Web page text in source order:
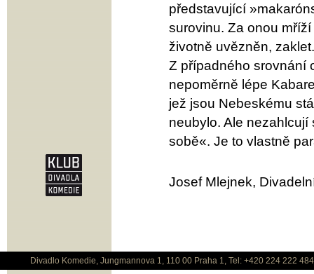
představující
surovinu. Za onou
životně uvězněn, zaklet.
Z případného srovnání
nepoměrně lépe
jež jsou Nebeskému
neubylo. Ale
sobě«. Je to vlastně
Josef Mlejnek,
Divadlo Komedie, Jungmannova 1, 110 00 Praha 1, Tel: +420 224 222